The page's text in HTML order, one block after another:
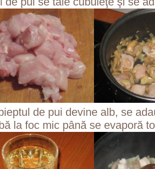
de pui devine alb, se
la foc mic până se evaporă